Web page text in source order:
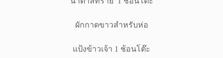
ผักกาดขาวสำหรับห่อ
แป้งข้าวเจ้า 1 ช้อนโต๊ะ